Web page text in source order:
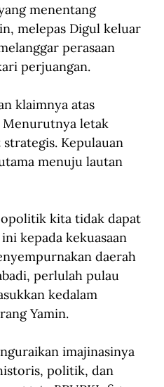
menentang
melepas Digul keluar
perasaan
perjuangan.
klaimnya atas
letak
strategis. Kepulauan
menuju lautan
kita tidak dapat
kepada kekuasaan
daerah
perlulah pulau
kedalam
Yamin.
imajinasinya
politik, dan